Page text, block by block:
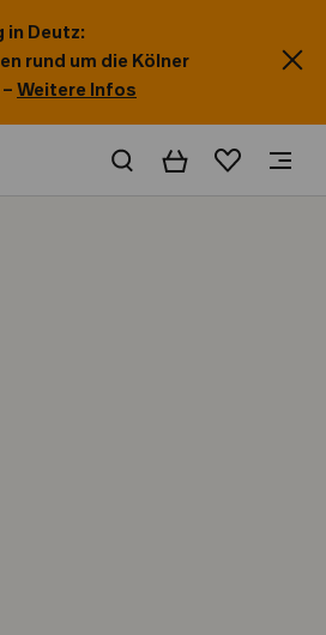
in Deutz:
rund um die Kölner
Weitere Infos
WarenkorbMerkliste